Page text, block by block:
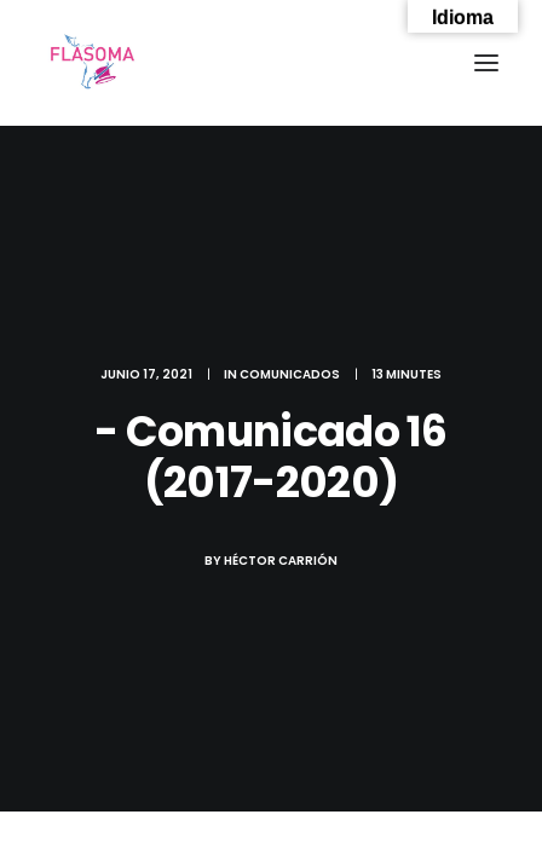
SEARCH
JUNIO 17, 2021 | INCOMUNICADOS | 13 MINUTES
- Comunicado 16
(2017-2020)
BYHÉCTOR CARRIÓN
Idioma